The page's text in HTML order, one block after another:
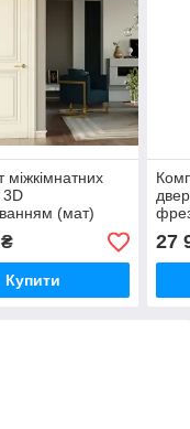
міжкімнатних
3D
(мат)
Купити
27